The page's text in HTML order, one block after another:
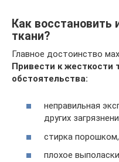
Как восстановить
ткани?
Главное достоинство
Привести к жесткости
обстоятельства:
неправильная
других
стирка
плохое